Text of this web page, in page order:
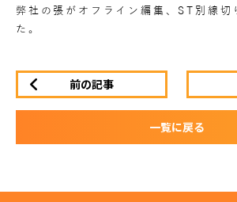
弊社の張がオフライン編集、ST別線切
た。
前の記事
一覧に戻る